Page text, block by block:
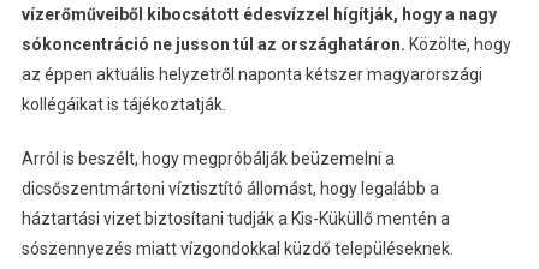
vízerőműveiből kibocsátott édesvízzel hígítják, hogy a nagy
sókoncentráció ne jusson túl az országhatáron. Közölte, hogy
az éppen aktuális helyzetről naponta kétszer magyarországi
kollégáikat is tájékoztatják.
Arról is beszélt, hogy megpróbálják beüzemelni a
dicsőszentmártoni víztisztító állomást, hogy legalább a
háztartási vizet biztosítani tudják a Kis-Küküllő mentén a
sószennyezés miatt vízgondokkal küzdő településeknek.